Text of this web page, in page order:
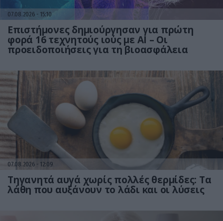
07.08.2026 15:10
Επιστήμονες δημιούργησαν για πρώτη
φορά 16 τεχνητούς ιούς με AI – Οι
προειδοποιήσεις για τη βιοασφάλεια
07.08.2026 12:09
Τηγανητά αυγά χωρίς πολλές θερμίδες: Τα
λάθη που αυξάνουν το λάδι και οι λύσεις